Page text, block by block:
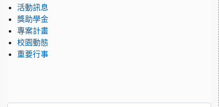
活動訊息
獎助學金
專案計畫
校園動態
重要行事